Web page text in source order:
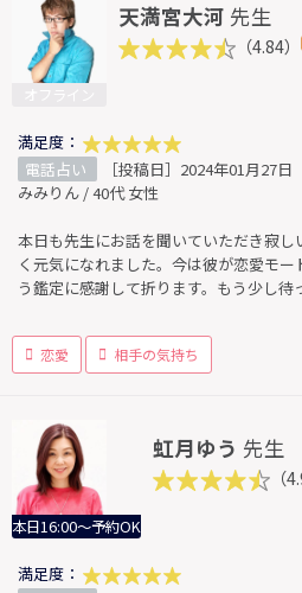
天満宮大河 先生
（4.84）
満足度：
電話占い
［投稿日］2024年01月27日
みみりん / 40代 女性
本日も先生にお話を聞いていただき寂
く元気になれました。今は彼が恋愛モ
う鑑定に感謝して折ります。もう少し待
恋愛 相手の気持ち
本日16:00～予約OK
虹月ゆう 先生
（
満足度：